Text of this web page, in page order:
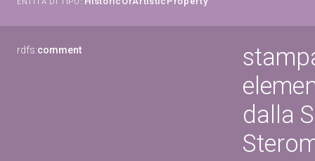
rdfs:comment
dalla